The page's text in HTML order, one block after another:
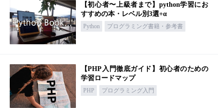
【初心者〜上級者まで】python学習にお
すすめの本・レベル別3選+α
Python プログラミング書籍・参考書
【PHP入門徹底ガイド】初心者のための
学習ロードマップ
PHP プログラミング入門